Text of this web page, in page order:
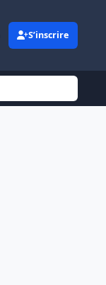
S’inscrire